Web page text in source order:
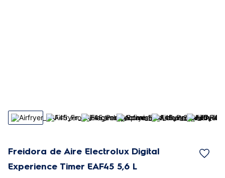
Freidora de Aire Electrolux Digital
Experience Timer EAF45 5,6 L